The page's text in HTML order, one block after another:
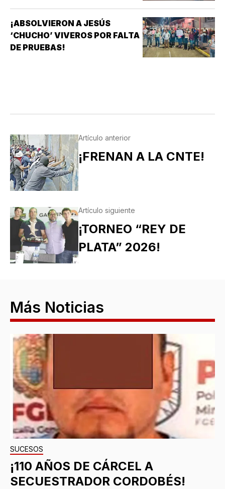
¡ABSOLVIERON A JESÚS
‘CHUCHO’ VIVEROS POR FALTA
DE PRUEBAS!
Artículo anterior
¡FRENAN A LA CNTE!
Artículo siguiente
¡TORNEO “REY DE
PLATA” 2026!
Más Noticias
SUCESOS
¡110 AÑOS DE CÁRCEL A
SECUESTRADOR CORDOBÉS!